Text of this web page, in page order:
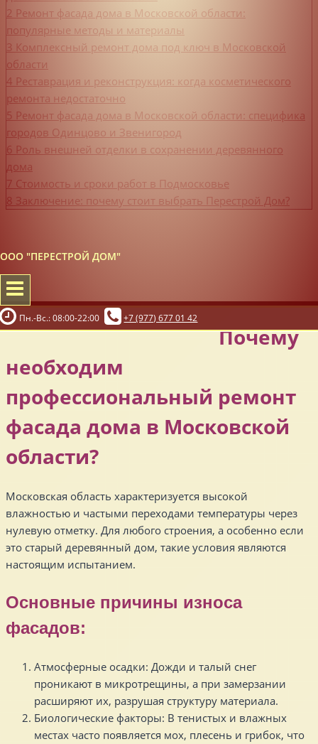
ООО "ПЕРЕСТРОЙ ДОМ"
Пн.-Вс.: 08:00-22:00 +7 (977) 677 01 42
2 Ремонт фасада дома в Московской области:
популярные методы и материалы
3 Комплексный ремонт дома под ключ в Московской
области
4 Реставрация и реконструкция: когда косметического
ремонта недостаточно
5 Ремонт фасада дома в Московской области: специфика
городов Одинцово и Звенигород
6 Роль внешней отделки в сохранении деревянного
дома
7 Стоимость и сроки работ в Подмосковье
8 Заключение: почему стоит выбрать Перестрой Дом?
Почему
необходим
профессиональный ремонт
фасада дома в Московской
области?
Московская область характеризуется высокой
влажностью и частыми переходами температуры через
нулевую отметку. Для любого строения, а особенно если
это старый деревянный дом, такие условия являются
настоящим испытанием.
Основные причины износа
фасадов:
Атмосферные осадки: Дожди и талый снег
проникают в микротрещины, а при замерзании
расширяют их, разрушая структуру материала.
Биологические факторы: В тенистых и влажных
местах часто появляется мох, плесень и грибок, что